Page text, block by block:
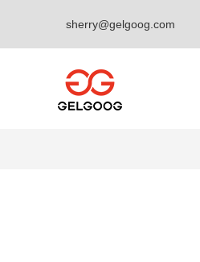
sherry@gelgoog.com